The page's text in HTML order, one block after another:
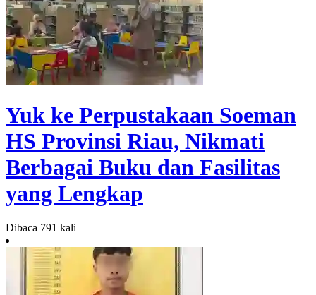
Yuk ke Perpustakaan Soeman
HS Provinsi Riau, Nikmati
Berbagai Buku dan Fasilitas
yang Lengkap
Dibaca 791 kali